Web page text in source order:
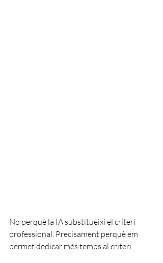
No perquè la IA substitueixi el criteri
professional. Precisament perquè em
permet dedicar més temps al criteri.